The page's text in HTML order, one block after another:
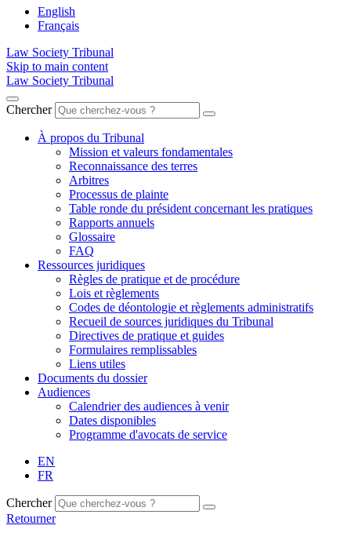
English
Français
Law Society Tribunal
Skip to main content
Law Society Tribunal
Chercher
À propos du Tribunal
Mission et valeurs fondamentales
Reconnaissance des terres
Arbitres
Processus de plainte
Table ronde du président concernant les pratiques
Rapports annuels
Glossaire
FAQ
Ressources juridiques
Règles de pratique et de procédure
Lois et règlements
Codes de déontologie et règlements administratifs
Recueil de sources juridiques du Tribunal
Directives de pratique et guides
Formulaires remplissables
Liens utiles
Documents du dossier
Audiences
Calendrier des audiences à venir
Dates disponibles
Programme d'avocats de service
EN
FR
Chercher
Retourner